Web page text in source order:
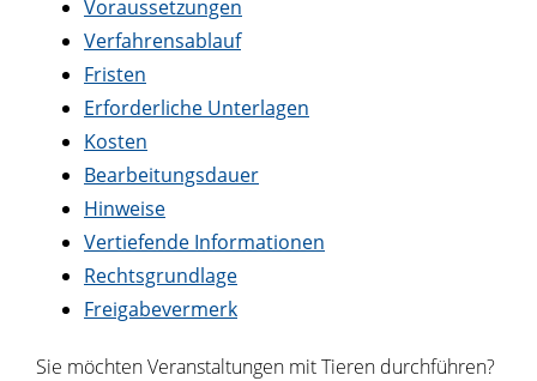
Voraussetzungen
Verfahrensablauf
Fristen
Erforderliche Unterlagen
Kosten
Bearbeitungsdauer
Hinweise
Vertiefende Informationen
Rechtsgrundlage
Freigabevermerk
Sie möchten Veranstaltungen mit Tieren durchführen?